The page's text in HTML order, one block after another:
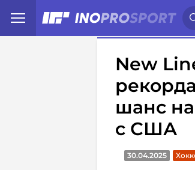
Иностранцы о
New
шанс
с США
30.04.2025